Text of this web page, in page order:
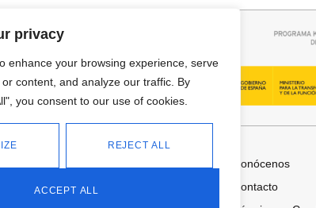
privacy
enhance your browsing experience, serve
content, and analyze our traffic. By
you consent to our use of cookies.
REJECT ALL
ACCEPT ALL
- TIENDA
(Ciudad Real)
11 75 02
Conócenos
Contacto